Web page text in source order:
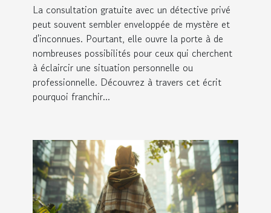
La consultation gratuite avec un détective privé
peut souvent sembler enveloppée de mystère et
d'inconnues. Pourtant, elle ouvre la porte à de
nombreuses possibilités pour ceux qui cherchent
à éclaircir une situation personnelle ou
professionnelle. Découvrez à travers cet écrit
pourquoi franchir...